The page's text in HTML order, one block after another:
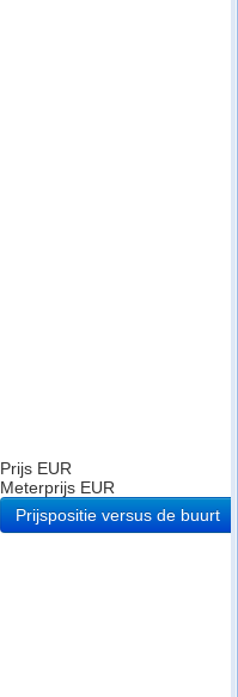
Prijs EUR
Meterprijs EUR
Prijspositie versus de buurt